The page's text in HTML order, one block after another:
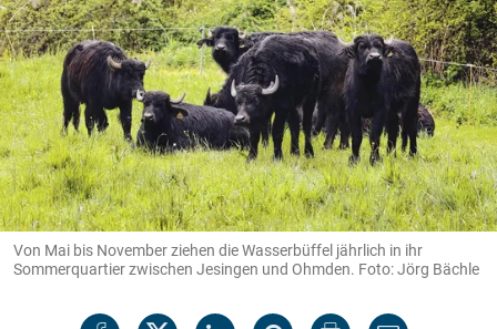
Von Mai bis November ziehen die Wasserbüffel jährlich in ihr
Sommerquartier zwischen Jesingen und Ohmden. Foto: Jörg Bächle